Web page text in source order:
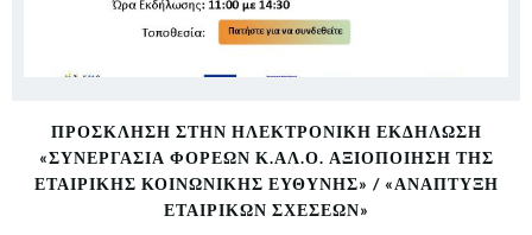
ΠΡΌΣΚΛΗΣΗ ΣΤΗΝ ΗΛΕΚΤΡΟΝΙΚΉ ΕΚΔΉΛΩΣΗ
«ΣΥΝΕΡΓΑΣΊΑ ΦΟΡΈΩΝ Κ.ΑΛ.Ο. ΑΞΙΟΠΟΊΗΣΗ ΤΗΣ
ΕΤΑΙΡΙΚΉΣ ΚΟΙΝΩΝΙΚΉΣ ΕΥΘΎΝΗΣ» / «ΑΝΆΠΤΥΞΗ
ΕΤΑΙΡΙΚΏΝ ΣΧΈΣΕΩΝ»